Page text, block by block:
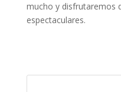
mucho y disfrutaremos
espectaculares.